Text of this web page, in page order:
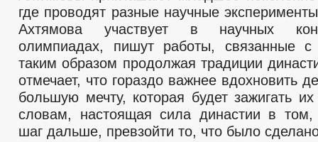
где проводят разные научные
Ахтямова участвует в научных
олимпиадах, пишут работы, связанные с
таким образом продолжая традиции
отмечает, что гораздо важнее вдохновить
большую мечту, которая будет зажигать
словам, настоящая сила династии в том,
шаг дальше, превзойти то, что было